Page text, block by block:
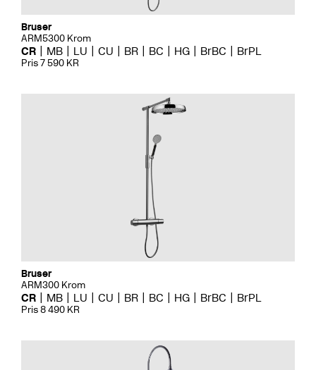
Bruser
ARM5300 Krom
CR MB LU CU BR BC HG BrBC BrPL
Pris 7 590 KR
Bruser
ARM300 Krom
CR MB LU CU BR BC HG BrBC BrPL
Pris 8 490 KR